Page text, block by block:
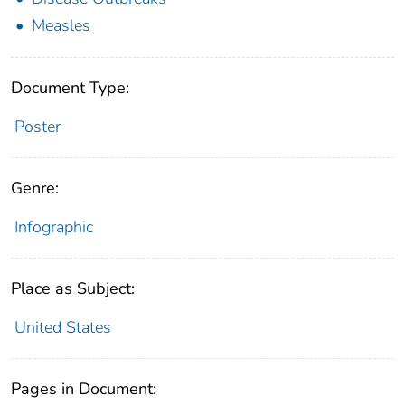
Measles
Document Type:
Poster
Genre:
Infographic
Place as Subject:
United States
Pages in Document: